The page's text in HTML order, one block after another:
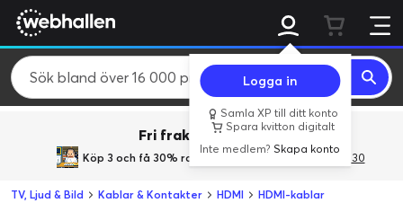
Logga in
Samla XP till ditt konto
Spara kvitton digitalt
Inte medlem?Skapa konto
Fri frakt över 800 kr.
Köp 3 och få 30% rabatt med rabattkoden 3Gives30
TV, Ljud & Bild Kablar & Kontakter HDMI HDMI-kablar